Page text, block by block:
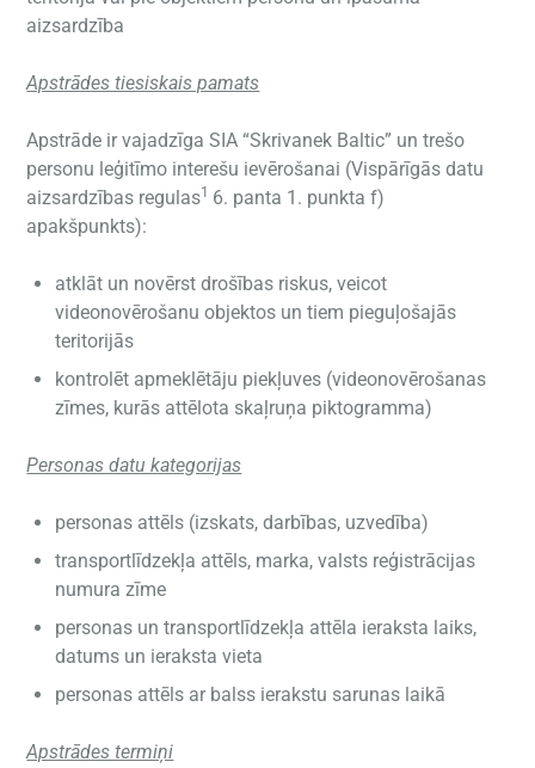
aizsardzība
Apstrādes tiesiskais pamats
Apstrāde ir vajadzīga SIA “Skrivanek Baltic” un trešo
personu leģitīmo interešu ievērošanai (Vispārīgās datu
aizsardzības regulas1 6. panta 1. punkta f)
apakšpunkts):
atklāt un novērst drošības riskus, veicot
videonovērošanu objektos un tiem pieguļošajās
teritorijās
kontrolēt apmeklētāju piekļuves (videonovērošanas
zīmes, kurās attēlota skaļruņa piktogramma)
Personas datu kategorijas
personas attēls (izskats, darbības, uzvedība)
transportlīdzekļa attēls, marka, valsts reģistrācijas
numura zīme
personas un transportlīdzekļa attēla ieraksta laiks,
datums un ieraksta vieta
personas attēls ar balss ierakstu sarunas laikā
Apstrādes termiņi